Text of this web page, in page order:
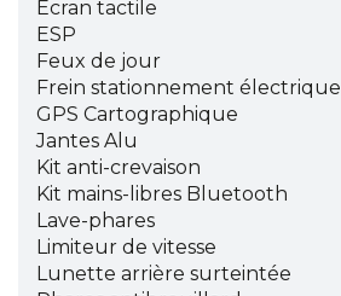
Ecran tactile
ESP
Feux de jour
Frein stationnement électrique
GPS Cartographique
Jantes Alu
Kit anti-crevaison
Kit mains-libres Bluetooth
Lave-phares
Limiteur de vitesse
Lunette arrière surteintée